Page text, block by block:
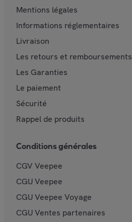
Mentions légales
Informations réglementaires
Livraison
Les retours et remboursements
Les Garanties
Le paiement
Sécurité
Rappel de produits
Conditions générales
CGV Veepee
CGU Veepee
CGU Veepee Voyage
CGU Ventes partenaires